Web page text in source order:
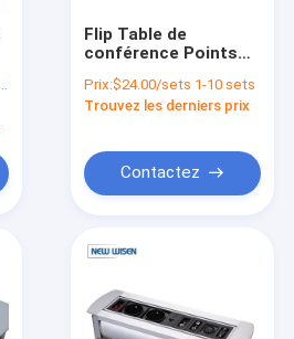
Flip Table de
conférence Points
Meubles en retrait
Sortie de prise de
Prix:$24.00/sets 1-10 sets
Trouvez les derniers prix
Contactez